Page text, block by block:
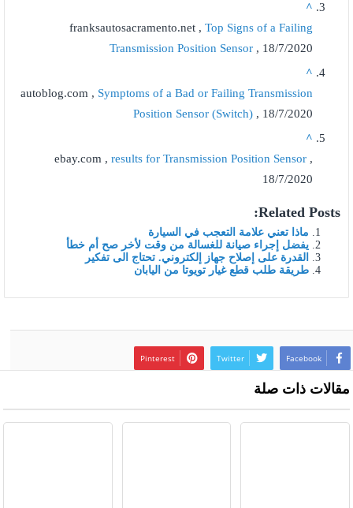
^
franksautosacramento.net , Top Signs of a Failing
Transmission Position Sensor , 18/7/2020
^
autoblog.com , Symptoms of a Bad or Failing Transmission
Position Sensor (Switch) , 18/7/2020
^
ebay.com , results for Transmission Position Sensor ,
18/7/2020
Related Posts:
ماذا تعني علامة التعجب في السيارة
يفضل إجراء صيانة للغسالة من وقت لأخر صح أم خطأ
القدرة على إصلاح جهاز إلكتروني. تحتاج الى تفكير
طريقة طلب قطع غيار تويوتا من اليابان
Facebook
Twitter
Pinterest
مقالات ذات صلة